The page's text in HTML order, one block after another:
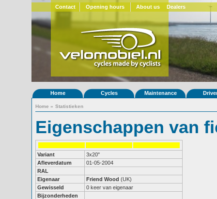
Contact Opening hours About us Dealers
Home Cycles Maintenance
Home » Statistieken
Eigenschappen van
Variant
3x20"
Afleverdatum
01-05-2004
RAL
Eigenaar
Friend Wood (UK)
Gewisseld
0 keer van eigenaar
Bijzonderheden